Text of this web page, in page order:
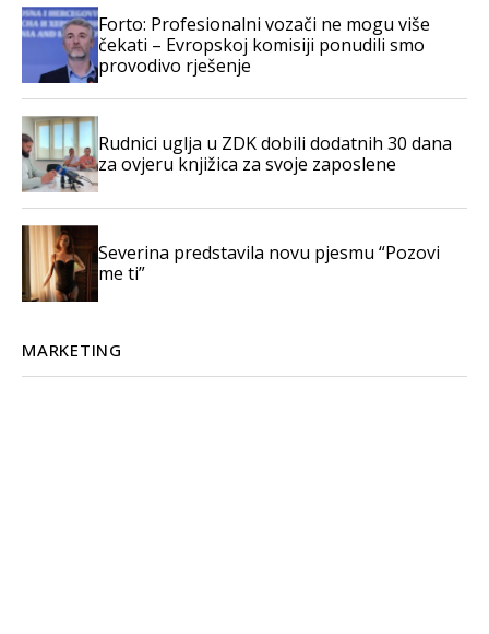
Forto: Profesionalni vozači ne mogu više
čekati – Evropskoj komisiji ponudili smo
provodivo rješenje
Rudnici uglja u ZDK dobili dodatnih 30 dana
za ovjeru knjižica za svoje zaposlene
Severina predstavila novu pjesmu “Pozovi
me ti”
MARKETING